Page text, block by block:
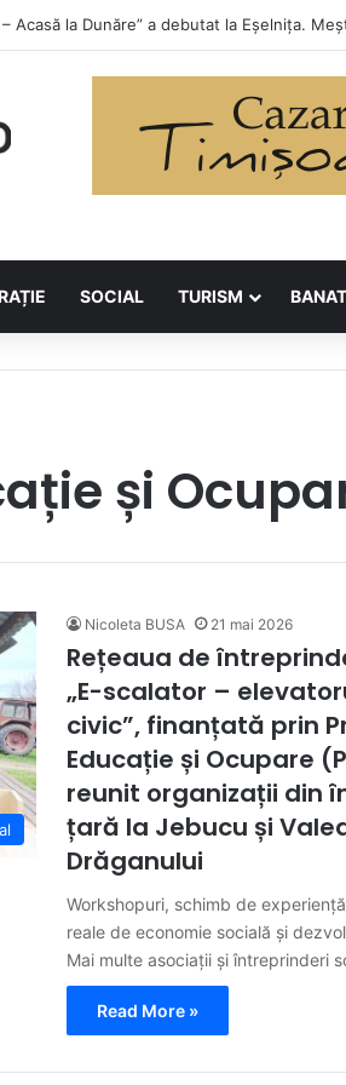
la Asociația BUNETI
SOCIAL TURISM
și
Nicoleta BUSA 21 mai 2026
Rețeaua de
„E-scalator –
civic”, finanțată prin
Educație și Ocupare
reunit organizații din
țară la Jebucu și
Drăganului
Workshopuri, schimb de
reale de economie socială și
Mai multe asociații și întreprinderi
Read More »